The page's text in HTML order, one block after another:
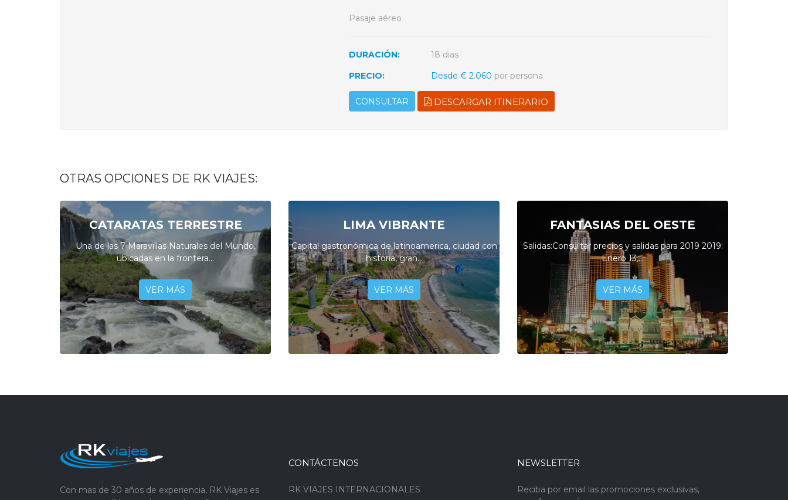
Pasaje aéreo
DURACIÓN:
18 dias
PRECIO:
Desde € 2.060 por persona
CONSULTAR DESCARGAR ITINERARIO
OTRAS OPCIONES DE RK VIAJES:
CATARATAS TERRESTRE
Una de las 7 Maravillas Naturales del Mundo,
ubicadas en la frontera...
VER MÁS
LIMA VIBRANTE
Capital gastronómica de latinoamerica, ciudad con
historia, gran...
VER MÁS
FANTASIAS DEL OESTE
Salidas:Consultar precios y salidas para 2019 2019:
Enero 13,...
VER MÁS
Con mas de 30 años de experiencia, RK Viajes es
CONTÁCTENOS
RK VIAJES INTERNACIONALES
NEWSLETTER
Reciba por email las promociones exclusivas,